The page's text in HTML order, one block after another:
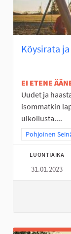
Köysirata
EI ETENE
Uudet ja
isommatkin
ulkoilusta....
Rajaa tulokset
Pohjoinen
LUONTIAIKA
31.01.2023